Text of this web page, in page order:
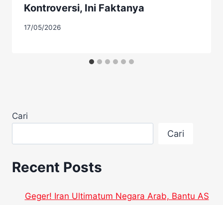
Kontroversi, Ini Faktanya
17/05/2026
Cari
Cari
Recent Posts
Geger! Iran Ultimatum Negara Arab, Bantu AS